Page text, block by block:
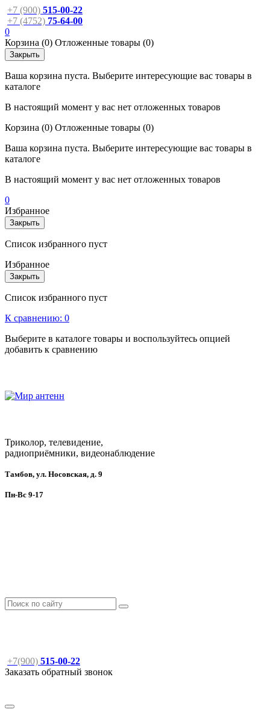
+7 (900) 515-00-22
+7 (4752) 75-64-00
0
Корзина (0) Отложенные товары (0)
Закрыть
Ваша корзина пуста. Выберите интересующие вас товары в
каталоге
В настоящий момент у вас нет отложенных товаров
Корзина (0) Отложенные товары (0)
Ваша корзина пуста. Выберите интересующие вас товары в
каталоге
В настоящий момент у вас нет отложенных товаров
0
Избранное
Закрыть
Список избранного пуст
Избранное
Закрыть
Список избранного пуст
К сравнению: 0
Выберите в каталоге товары и воспользуйтесь опцией
добавить к сравнению
Триколор, телевидение,
радиоприёмники, видеонаблюдение
Тамбов, ул. Носовская, д. 9
Пн-Вс 9-17
+7(900) 515-00-22
Заказать обратный звонок